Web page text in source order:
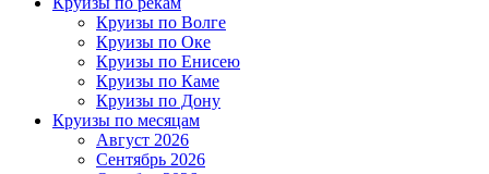
Круизы по Волге
Круизы по Оке
Круизы по Енисею
Круизы по Каме
Круизы по Дону
Круизы по месяцам
Август 2026
Сентябрь 2026